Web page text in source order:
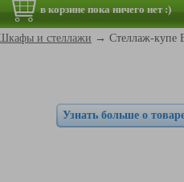
в корзине пока ничего нет :)
и стеллажи → Стеллаж-купе
Узнать больше о